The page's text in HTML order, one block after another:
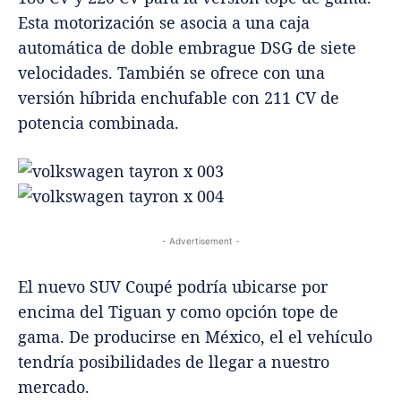
Esta motorización se asocia a una caja
automática de doble embrague DSG de siete
velocidades. También se ofrece con una
versión híbrida enchufable con 211 CV de
potencia combinada.
- Advertisement -
El nuevo SUV Coupé podría ubicarse por
encima del Tiguan y como opción tope de
gama. De producirse en México, el el vehículo
tendría posibilidades de llegar a nuestro
mercado.